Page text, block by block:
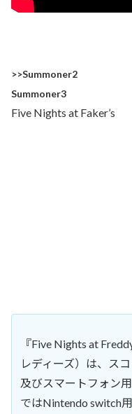
>>Summoner2
Summoner3
Five Nights at Faker’s
『Five Nights at
レディーズ）は、ス
及びスマートフォン
ではNintendo switch